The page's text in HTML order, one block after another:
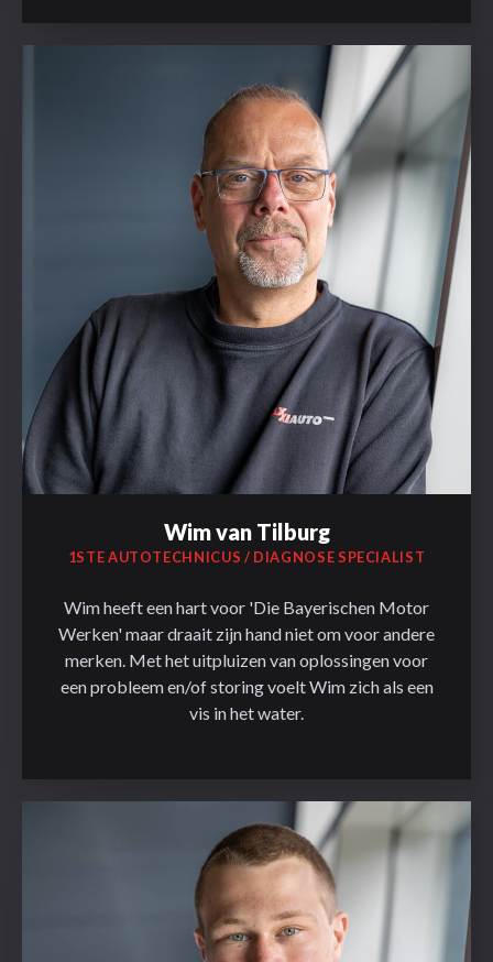
Wim van Tilburg
1STE AUTOTECHNICUS / DIAGNOSE SPECIALIST
Wim heeft een hart voor 'Die Bayerischen Motor
Werken' maar draait zijn hand niet om voor andere
merken. Met het uitpluizen van oplossingen voor
een probleem en/of storing voelt Wim zich als een
vis in het water.